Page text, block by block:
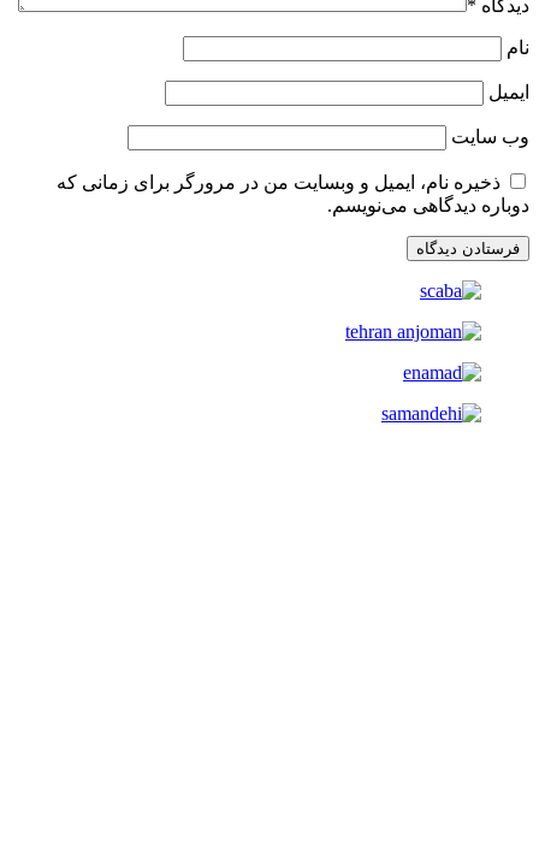
دیدگاه *
نام
ایمیل
وب‌ سایت
ذخیره نام، ایمیل و وبسایت من در مرورگر برای زمانی که
دوباره دیدگاهی می‌نویسم.